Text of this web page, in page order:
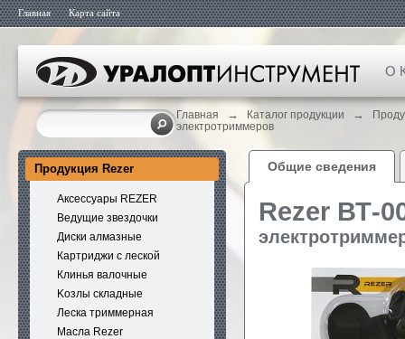
Главная Карта сайта
О
Главная → Каталог продукции →
электротриммеров
Продукция Rezer
Аксессуары REZER
Ведущие звездочки
Диски алмазные
Картриджи с леской
Клинья валочные
Kозлы складные
Леска триммерная
Масла Rezer
Общие сведения
Rezer ВТ-